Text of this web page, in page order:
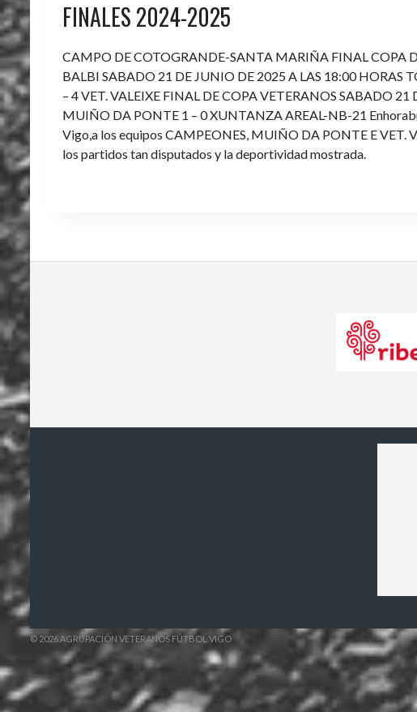
FINALES 2024-2025
CAMPO DE COTOGRANDE-SANTA MARIÑA FINAL COPA
BALBI SABADO 21 DE JUNIO DE 2025 A LAS 18:00 HORAS
– 4 VET. VALEIXE FINAL DE COPA VETERANOS SABADO
MUIÑO DA PONTE 1 – 0 XUNTANZA AREAL-NB-21
Vigo,a los equipos CAMPEONES, MUIÑO DA PONTE E VET.
los partidos tan disputados y la deportividad mostrada.
© 2026 AGRUPACIÓN VETERANOS FÚTBOL VIGO